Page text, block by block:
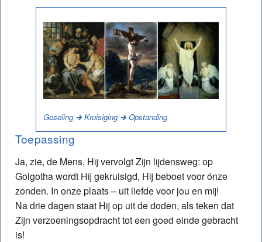
Geseling 🡲 Kruisiging 🡲 Opstanding
Toepassing
Ja, zie, de Mens, Hij vervolgt Zijn lijdensweg: op
Golgotha wordt Hij gekruisigd, Hij beboet voor ónze
zonden. In onze plaats – uit liefde voor jou en mij!
Na drie dagen staat Hij op uit de doden, als teken dat
Zijn verzoeningsopdracht tot een goed einde gebracht
is!